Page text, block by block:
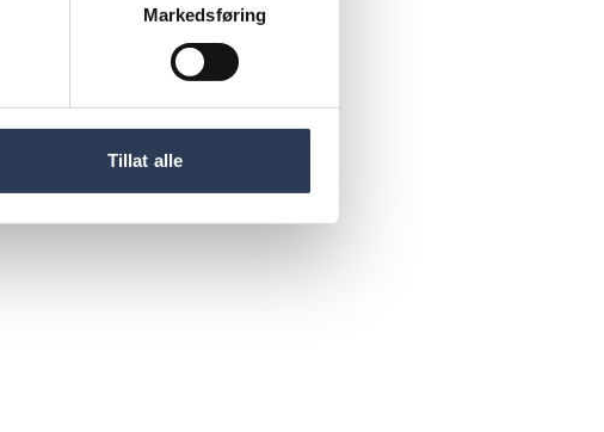
Markedsføring
Tillat alle